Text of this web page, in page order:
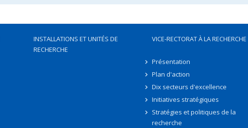
INSTALLATIONS ET UNITÉS DE
RECHERCHE
VICE-RECTORAT À LA RECHERCHE
Présentation
Plan d'action
Dix secteurs d'excellence
Initiatives stratégiques
Stratégies et politiques de la
recherche